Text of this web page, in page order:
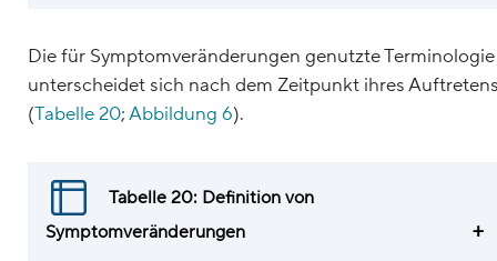
Die für Symptomveränderungen genutzte Terminologie
unterscheidet sich nach dem Zeitpunkt ihres
(Tabelle 20;Abbildung 6).
Tabelle 20: Definition von
Symptomveränderungen